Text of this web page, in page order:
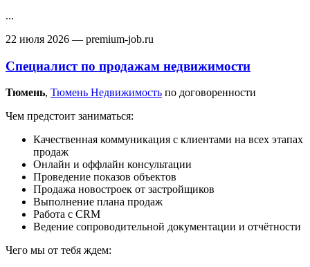
...
22 июля 2026 — premium-job.ru
Специалист по продажам недвижимости
Тюмень‎, Тюмень Недвижимость по договоренности
Чем предстоит заниматься:
Качественная коммуникация с клиентами на всех этапах
продаж
Онлайн и оффлайн консультации
Проведение показов объектов
Продажа новостроек от застройщиков
Выполнение плана продаж
Работа с CRM
Ведение сопроводительной документации и отчётности
Чего мы от тебя ждем: